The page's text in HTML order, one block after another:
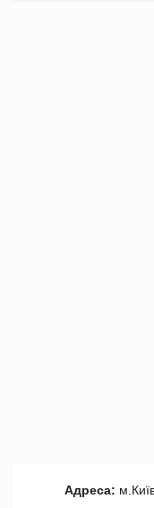
Адреса: